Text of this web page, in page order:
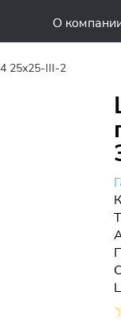
О
25х25-III-2